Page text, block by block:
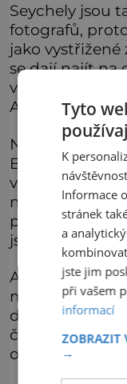
Seychely jsou
fotografů,
jako vystřižené
se dají najít na
v zátokách
Anse nacházejí
Beau Vallon
vyhlášeným
na ostrově
podmořský
jsou takřka
A aby
místní
dobré vědět,
části mořské
opalování bez
Tyto
K
Informace
stránek
a
jste jim
při vašem
informací
ZOBRAZIT
→